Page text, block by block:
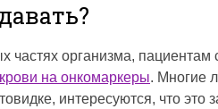
частях организма, пациентам
на онкомаркеры. Многие
интересуются, что это